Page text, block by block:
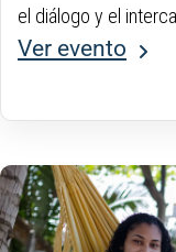
el diálogo y el
Ver evento